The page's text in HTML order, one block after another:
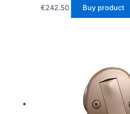
€242.50 Buy product